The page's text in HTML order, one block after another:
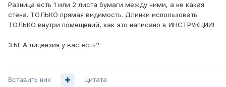
Разница есть 1 или 2 листа бумаги между ними, а не какая
стена. ТОЛЬКО прямая видимость. Длинки использовать
ТОЛЬКО внутри помещений, как это написано в ИНСТРУКЦИИ!
З.Ы. А лицензия у вас есть?
Вставить ник Цитата